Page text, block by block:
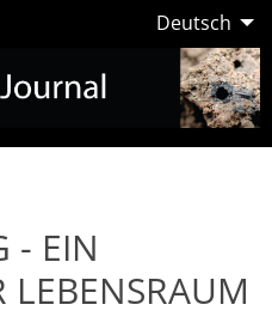
Deutsch
- EIN
LEBENSRAUM